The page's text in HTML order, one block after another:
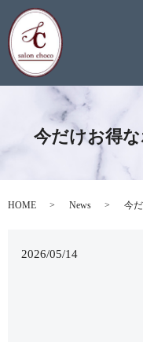
今だけお得
HOME News 今
2026/05/14